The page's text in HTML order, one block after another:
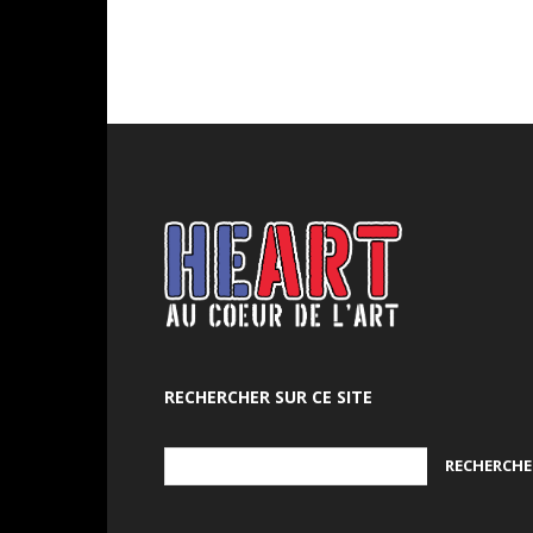
RECHERCHER SUR CE SITE